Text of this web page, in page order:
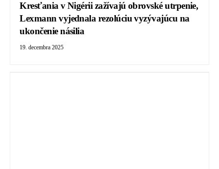
Kresťania v Nigérii zažívajú obrovské utrpenie,
Lexmann vyjednala rezolúciu vyzývajúcu na
ukončenie násilia
19. decembra 2025